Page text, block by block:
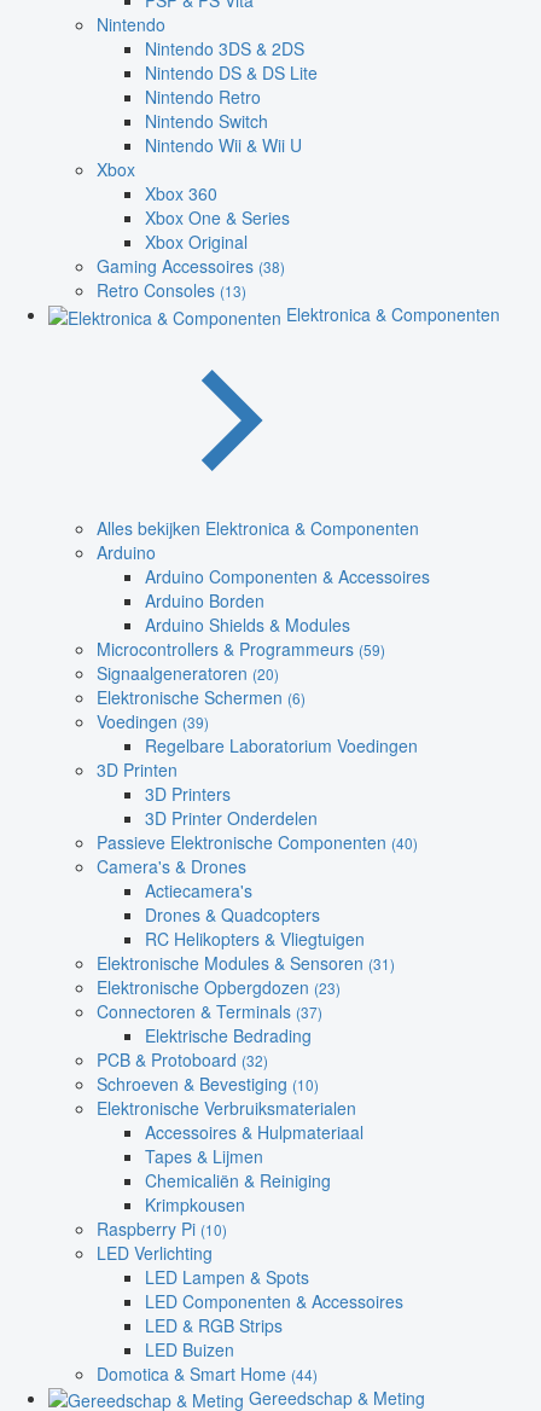
Nintendo
Nintendo 3DS & 2DS
Nintendo DS & DS Lite
Nintendo Retro
Nintendo Switch
Nintendo Wii & Wii U
Xbox
Xbox 360
Xbox One & Series
Xbox Original
Gaming Accessoires (38)
Retro Consoles (13)
Elektronica & Componenten
Alles bekijken Elektronica & Componenten
Arduino
Arduino Componenten & Accessoires
Arduino Borden
Arduino Shields & Modules
Microcontrollers & Programmeurs (59)
Signaalgeneratoren (20)
Elektronische Schermen (6)
Voedingen (39)
Regelbare Laboratorium Voedingen
3D Printen
3D Printers
3D Printer Onderdelen
Passieve Elektronische Componenten (40)
Camera's & Drones
Actiecamera's
Drones & Quadcopters
RC Helikopters & Vliegtuigen
Elektronische Modules & Sensoren (31)
Elektronische Opbergdozen (23)
Connectoren & Terminals (37)
Elektrische Bedrading
PCB & Protoboard (32)
Schroeven & Bevestiging (10)
Elektronische Verbruiksmaterialen
Accessoires & Hulpmateriaal
Tapes & Lijmen
Chemicaliën & Reiniging
Krimpkousen
Raspberry Pi (10)
LED Verlichting
LED Lampen & Spots
LED Componenten & Accessoires
LED & RGB Strips
LED Buizen
Domotica & Smart Home (44)
Gereedschap & Meting